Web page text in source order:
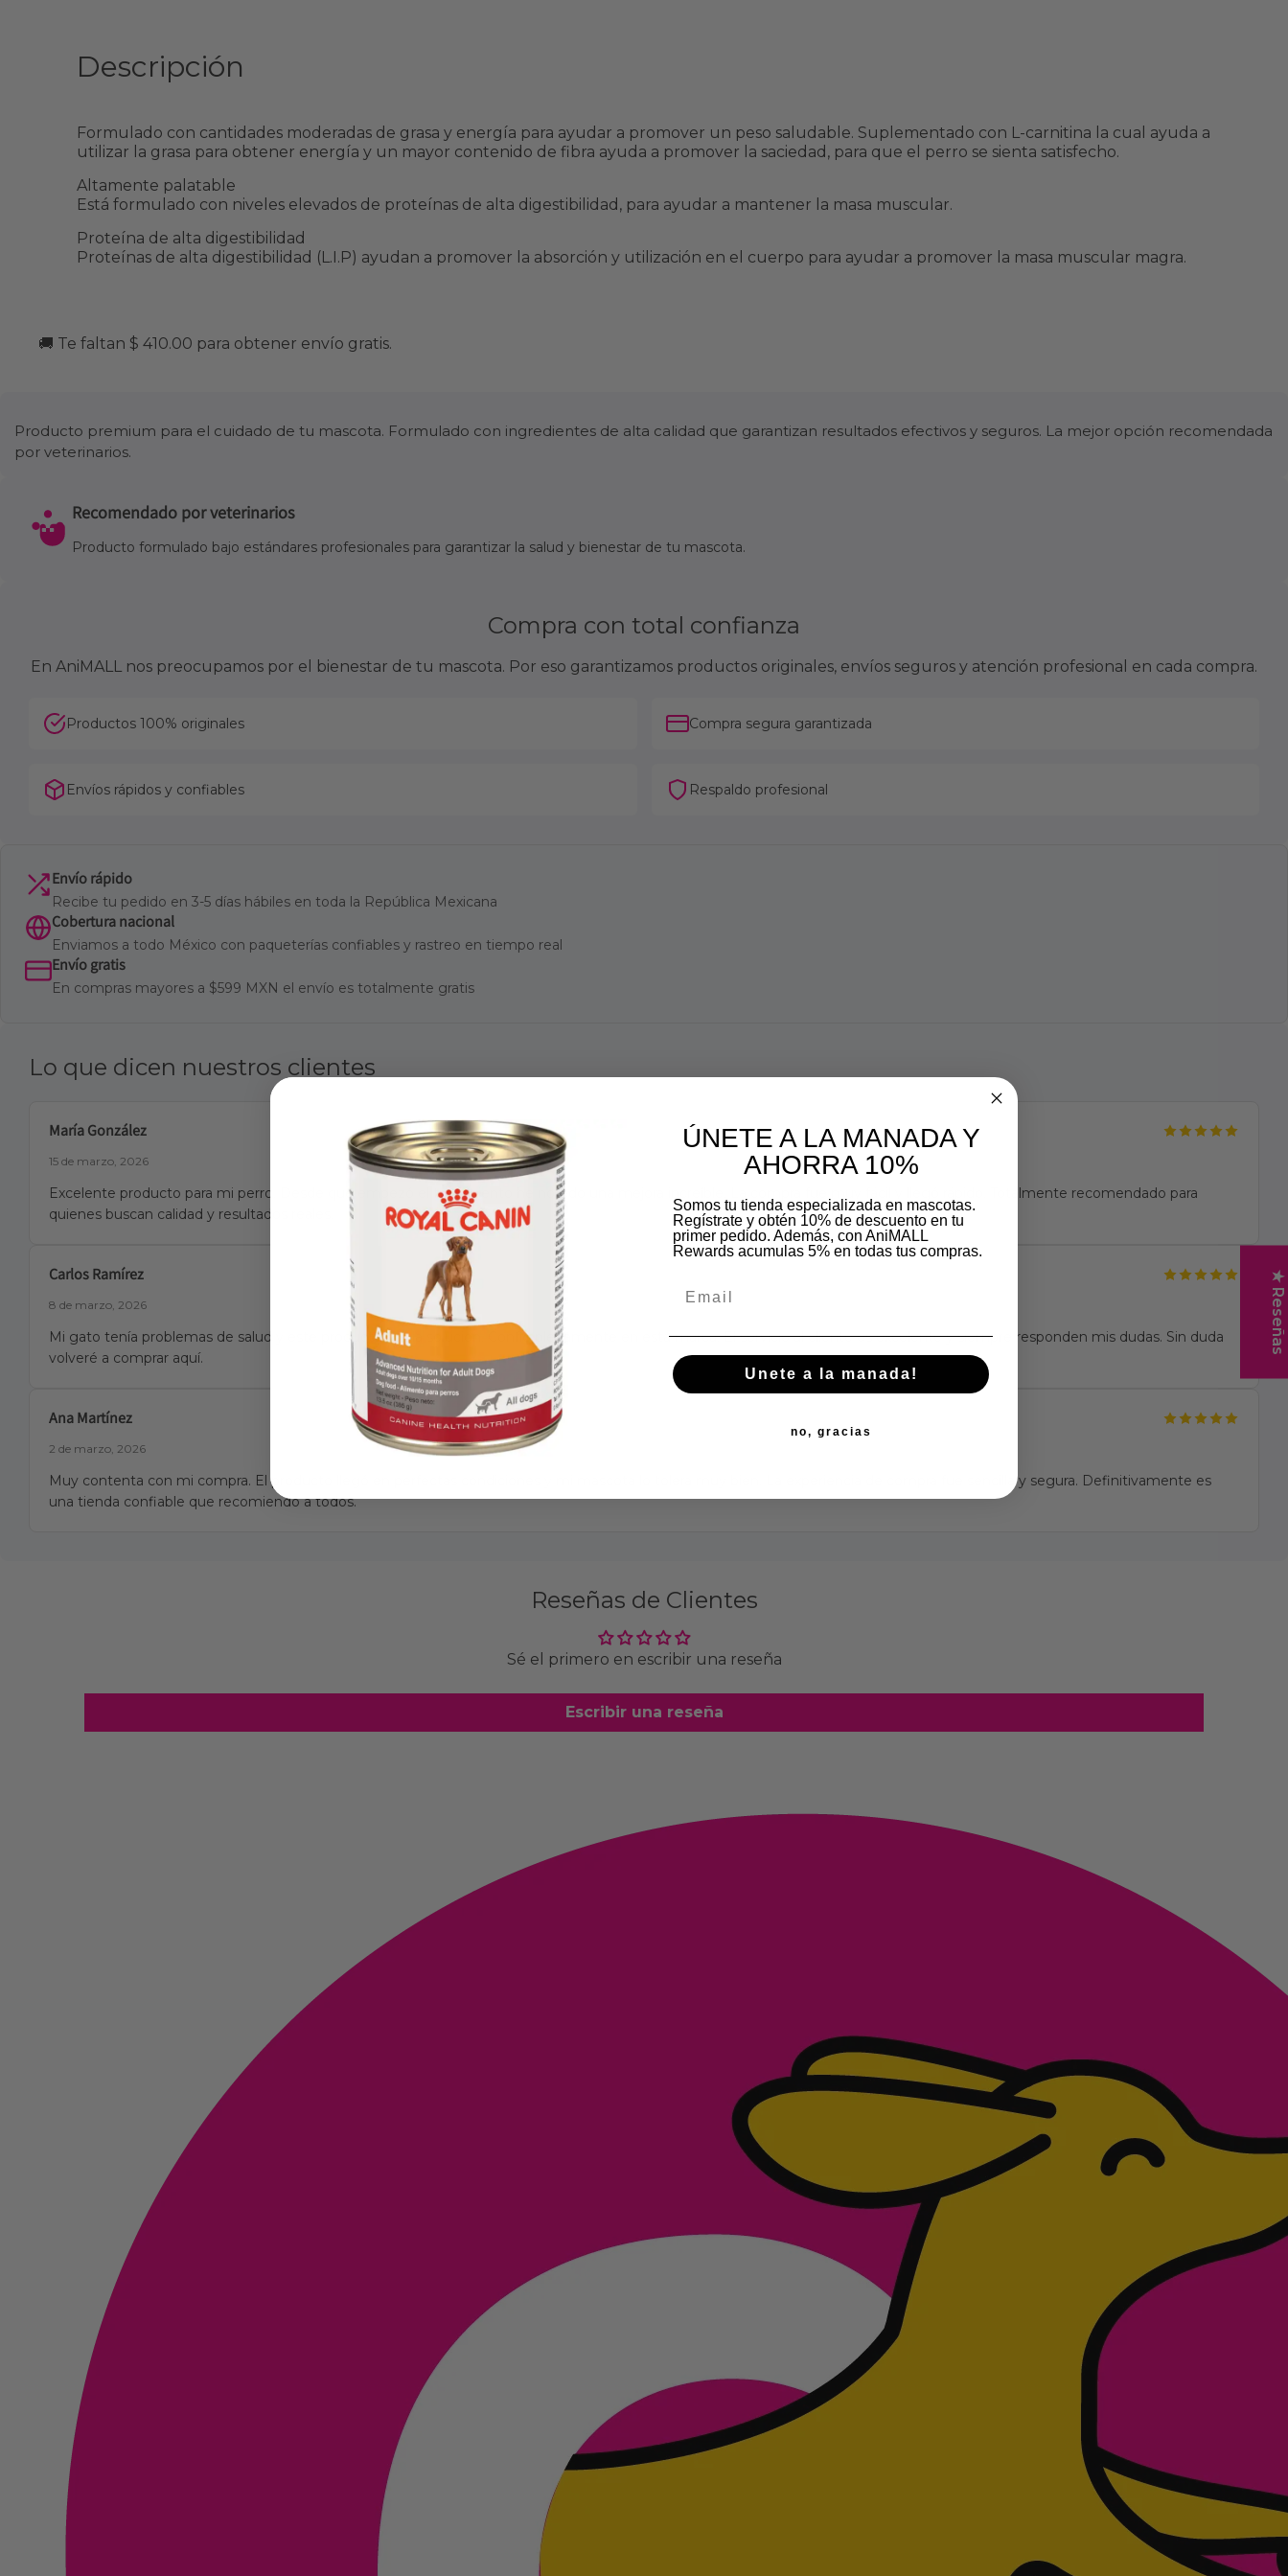
Descripción
Formulado con cantidades moderadas de grasa y energía para ayudar a promover un peso saludable. Suplementado con L-carnitina la cual ayuda a
utilizar la grasa para obtener energía y un mayor contenido de fibra ayuda a promover la saciedad, para que el perro se sienta satisfecho.
Altamente palatable
Está formulado con niveles elevados de proteínas de alta digestibilidad, para ayudar a mantener la masa muscular.
Proteína de alta digestibilidad
Proteínas de alta digestibilidad (L.I.P) ayudan a promover la absorción y utilización en el cuerpo para ayudar a promover la masa muscular magra.
🚚 Te faltan $ 410.00 para obtener envío gratis.
Producto premium para el cuidado de tu mascota. Formulado con ingredientes de alta calidad que garantizan resultados efectivos y seguros. La mejor opción recomendada
por veterinarios.
Recomendado por veterinarios
Producto formulado bajo estándares profesionales para garantizar la salud y bienestar de tu mascota.
Compra con total confianza
En AniMALL nos preocupamos por el bienestar de tu mascota. Por eso garantizamos productos originales, envíos seguros y atención profesional en cada compra.
Productos 100% originales Compra segura garantizada
Envíos rápidos y confiables Respaldo profesional
Envío rápido
Recibe tu pedido en 3-5 días hábiles en toda la República Mexicana
Cobertura nacional
Enviamos a todo México con paqueterías confiables y rastreo en tiempo real
Envío gratis
En compras mayores a $599 MXN el envío es totalmente gratis
Lo que dicen nuestros clientes
María González
15 de marzo, 2026
Excelente producto para mi perro. Desde que empezó el tratamiento he notado una mejora increíble. La compra fue muy fácil y llegó rápido. Totalmente recomendado para
quienes buscan calidad y resultados reales.
Carlos Ramírez
8 de marzo, 2026
Mi gato tenía problemas de salud y este producto fue la solución. Confío plenamente en esta marca. El servicio al cliente es excelente y siempre responden mis dudas. Sin duda
volveré a comprar aquí.
Ana Martínez
2 de marzo, 2026
Muy contenta con mi compra. El producto llegó en perfectas condiciones y mi mascota lo tolera muy bien. La experiencia de compra fue sencilla y segura. Definitivamente es
una tienda confiable que recomiendo a todos.
Reseñas de Clientes
Sé el primero en escribir una reseña
Escribir una reseña
★ Reseñas
ÚNETE A LA MANADA Y
AHORRA 10%
Somos tu tienda especializada en mascotas.
Regístrate y obtén 10% de descuento en tu
primer pedido. Además, con AniMALL
Rewards acumulas 5% en todas tus compras.
Unete a la manada!
no, gracias